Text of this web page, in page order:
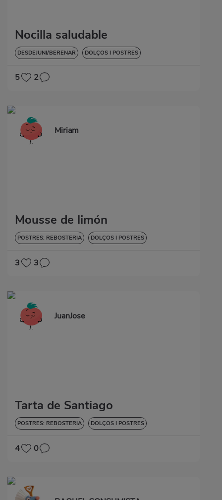
Nocilla saludable
DESDEJUNI/BERENAR
DOLÇOS I POSTRES
5 2
Miriam
Mousse de limón
POSTRES: REBOSTERIA DOLÇOS I POSTRES
3 3
JuanJose
Tarta de Santiago
POSTRES: REBOSTERIA DOLÇOS I POSTRES
4 0